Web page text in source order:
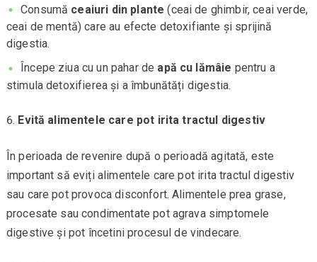
Consumă ceaiuri din plante (ceai de ghimbir, ceai verde,
ceai de mentă) care au efecte detoxifiante și sprijină
digestia.
Începe ziua cu un pahar de apă cu lămâie pentru a
stimula detoxifierea și a îmbunătăți digestia.
Evită alimentele care pot irita tractul digestiv
În perioada de revenire după o perioadă agitată, este
important să eviți alimentele care pot irita tractul digestiv
sau care pot provoca disconfort. Alimentele prea grase,
procesate sau condimentate pot agrava simptomele
digestive și pot încetini procesul de vindecare.